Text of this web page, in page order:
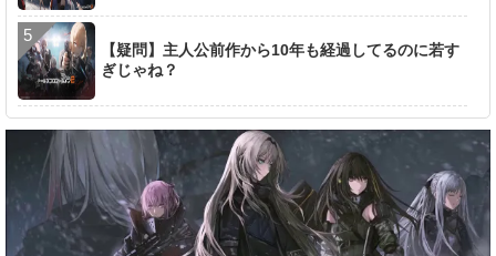
【疑問】主人公前作から10年も経過してるのに若す
ぎじゃね？